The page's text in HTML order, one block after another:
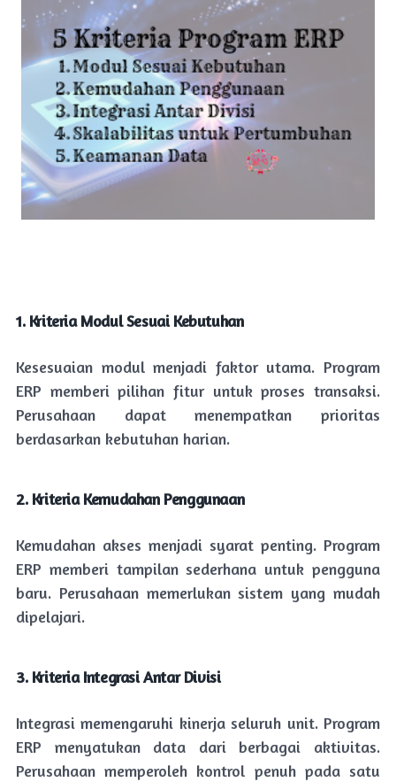
1. Kriteria Modul Sesuai Kebutuhan
Kesesuaian modul menjadi faktor utama. Program
ERP memberi pilihan fitur untuk proses transaksi.
Perusahaan dapat menempatkan prioritas
berdasarkan kebutuhan harian.
2. Kriteria Kemudahan Penggunaan
Kemudahan akses menjadi syarat penting. Program
ERP memberi tampilan sederhana untuk pengguna
baru. Perusahaan memerlukan sistem yang mudah
dipelajari.
3. Kriteria Integrasi Antar Divisi
Integrasi memengaruhi kinerja seluruh unit. Program
ERP menyatukan data dari berbagai aktivitas.
Perusahaan memperoleh kontrol penuh pada satu